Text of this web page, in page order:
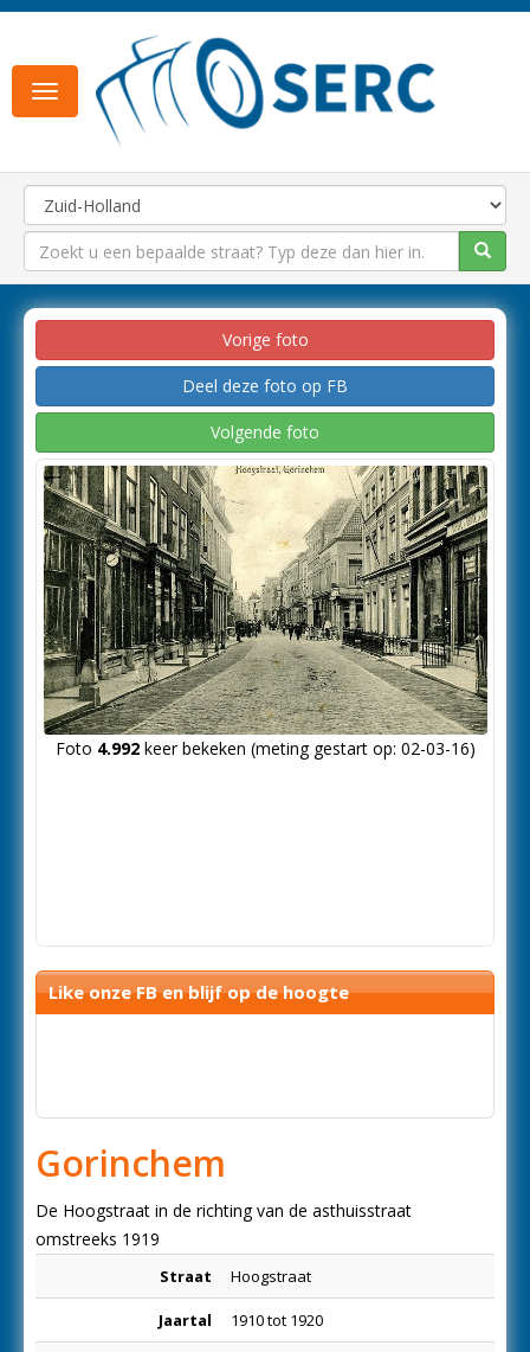
Toggle
navigation
Vorige foto
Deel deze foto op FB
Volgende foto
Foto 4.992keer bekeken (meting gestart op: 02-03-16)
Like onze FB en blijf op de hoogte
Gorinchem
De Hoogstraat in de richting van de asthuisstraat
omstreeks 1919
Straat Hoogstraat
Jaartal 1910 tot 1920